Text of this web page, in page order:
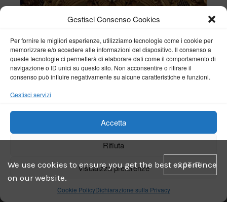
Gestisci Consenso Cookies
Per fornire le migliori esperienze, utilizziamo tecnologie come i cookie per
memorizzare e/o accedere alle informazioni del dispositivo. Il consenso a
queste tecnologie ci permetterà di elaborare dati come il comportamento di
navigazione o ID unici su questo sito. Non acconsentire o ritirare il
consenso può influire negativamente su alcune caratteristiche e funzioni.
Gestisci servizi
Accetta
Rifiuta
Visualizza preferenze
Cookie PolicyDichiarazione sulla Privacy
GOT IT!
We use cookies to ensure you get the best experience
on our website.